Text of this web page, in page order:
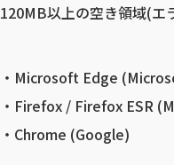
120MB以上の空き領域(エ
Microsoft Edge
Firefox / Firefox ESR
Chrome (Google)